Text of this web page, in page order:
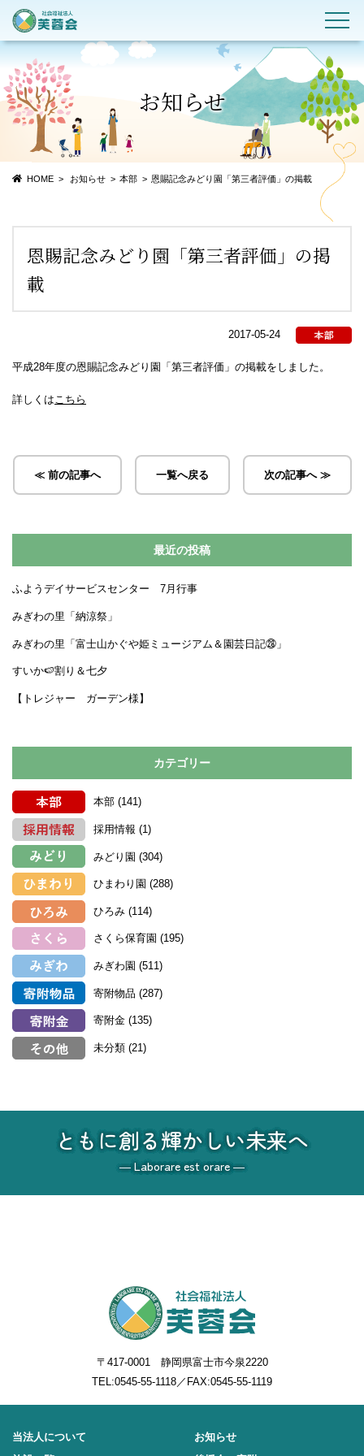
お知らせ
HOME お知らせ 本部 恩賜記念みどり園「第三者評価」の掲載
恩賜記念みどり園「第三者評価」の掲
載
2017-05-24
平成28年度の恩賜記念みどり園「第三者評価」の掲載をしました。
詳しくはこちら
≪ 前の記事へ 一覧へ戻る 次の記事へ ≫
最近の投稿
ふようデイサービスセンター 7月行事
みぎわの里「納涼祭」
みぎわの里「富士山かぐや姫ミュージアム＆園芸日記㉘」
すいか🍉割り＆七夕
【トレジャー ガーデン様】
カテゴリー
本部 (141)
採用情報 (1)
みどり園 (304)
ひまわり園 (288)
ひろみ (114)
さくら保育園 (195)
みぎわ園 (511)
寄附物品 (287)
寄附金 (135)
未分類 (21)
ともに創る輝かしい未来へ
― Laborare est orare ―
〒417-0001 静岡県富士市今泉2220
TEL:0545-55-1118 ／FAX:0545-55-1119
当法人について
お知らせ